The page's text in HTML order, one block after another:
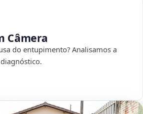
Câmera
do entupimento? Analisamos a